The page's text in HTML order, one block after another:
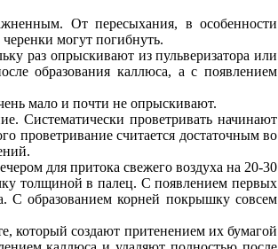
От пересыхания, в особенности
могут погибнуть.
раз опрыскивают из пульверизатора или
образования каллюса, а с появлением
мало и почти не опрыскивают.
Систематически проветривать начинают
проветривание считается достаточным во
для притока свежего воздуха на 20-30
толщиной в палец. С появлением первых
С образованием корней покрышку совсем
который создают притенением их бумагой